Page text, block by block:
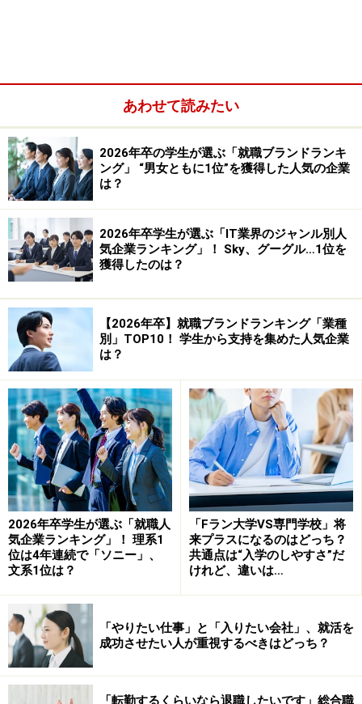
（1）「対自己基礎力」が高い学生の特徴：
自己管理力と精神的なタフさ
対自己基礎力を一言で言うと「セルフコントロール力」
である。自分自身の行動や感情を自分自身でうまくコン
トロールする力
対自己基礎力が高い学生は基本的には授業の出席率が高
い。学生でよくある、朝寝坊したのでそのまま授業を休
リズムも安定している。課題もしっかり期限までに提出
するので、真面目で優等生タイプの印象があり、教授か
らも信頼されやすい。
この対自己基礎力が高い学生の大きな強みは、「精神的
にタフなこと」である。対自己基礎力の中には感情制御
力も含まれる。これは「ストレスコーピング」と呼ばれ
る外的なストレスや自身の感情の変化に対してうまく対
処する力である。
PBLの授業では必ず4～5人を1グループにしてプロジェ
クトを行う。当然メンバー同士の意見のぶつかりや人間
まう学生もいるが、対自己基礎力がある学生は問題が起
こっても平然とプロジェクトに取り組める。
一種の「鈍感さ」もあるのかもしれないが、そういった
あわせて読みたい
2026年卒の学生が選ぶ「就職ブランドランキ
ング」 “男女ともに1位”を獲得した人気の企業
は？
2026年卒学生が選ぶ「IT業界のジャンル別人
気企業ランキング」！ Sky、グーグル…1位を
獲得したのは？
【2026年卒】就職ブランドランキング「業種
別」TOP10！ 学生から支持を集めた人気企業
は？
2026年卒学生が選ぶ「就職人
気企業ランキング」！ 理系1
位は4年連続で「ソニー」、
文系1位は？
「Fラン大学VS専門学校」将
来プラスになるのはどっち？
共通点は“入学のしやすさ”だ
けれど、違いは…
「やりたい仕事」と「入りたい会社」、就活を
成功させたい人が重視するべきはどっち？
「転勤するくらいなら退職したいです」総合職